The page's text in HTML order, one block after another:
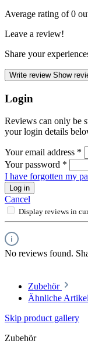
Average rating of 0
Leave a review!
Share your
Write review Show
Login
Reviews can only be
your login details
Your email address *
Your password *
I have forgotten my
Log in
Cancel
Display reviews in
No reviews found.
Zubehör
Ähnliche
Skip product gallery
Zubehör